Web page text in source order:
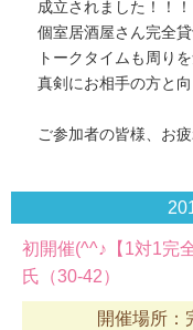
成立されました！！！
個室居酒屋さん完全貸
トークタイムも周り
真剣にお相手の方と
ご参加者の皆様、お疲
初開催(^^♪【1対1完
氏（30-42）
開催場所